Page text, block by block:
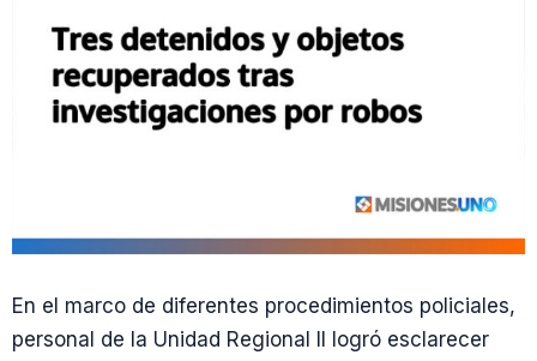
En el marco de diferentes procedimientos policiales,
personal de la Unidad Regional II logró esclarecer